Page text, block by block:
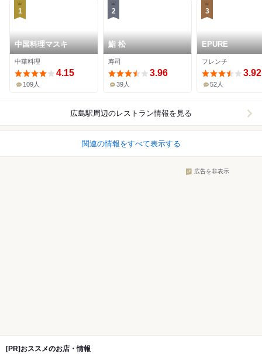
1
中国料理マスキ
中華料理
4.15
109人
2
鮨 松
寿司
3.96
39人
3
EPURE
フレンチ
3.92
52人
広島駅周辺のレストラン情報を見る
関連の情報をすべて表示する
広告を非表示
[PR]おススメのお店・情報